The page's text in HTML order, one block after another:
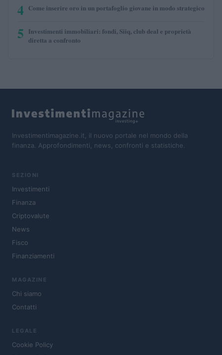
4 Come inserire oro in un portafoglio giovane in modo strategico
5 Investimenti immobiliari: fondi, Siiq, club deal e proprietà
diretta a confronto
Investimentimagazine.it, il nuovo portale nel mondo della
finanza. Approfondimenti, news, confronti e statistiche.
SEZIONI
Investimenti
Finanza
Criptovalute
News
Fisco
Finanziamenti
MAGAZINE
Chi siamo
Contatti
LEGALE
Cookie Policy